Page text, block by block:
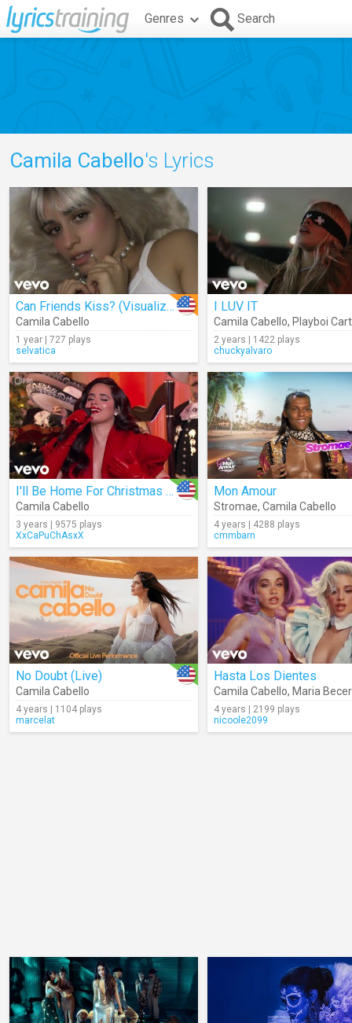
Genres Search
Camila Cabello's Lyrics
Can Friends Kiss? (Visualizer)
Camila Cabello
1 year | 727 plays
selvatica
I LUV IT
Camila Cabello, Playboi
2 years | 1422 plays
chuckyalvaro
I'll Be Home For Christmas (Live)
Camila Cabello
3 years | 9575 plays
XxCaPuChAsxX
Mon Amour
Stromae, Camila Cabello
4 years | 4288 plays
cmmbarn
No Doubt (Live)
Camila Cabello
4 years | 1104 plays
marcelat
Hasta Los Dientes
Camila Cabello, Maria
4 years | 2199 plays
nicoole2099